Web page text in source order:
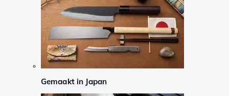
Gemaakt in Japan